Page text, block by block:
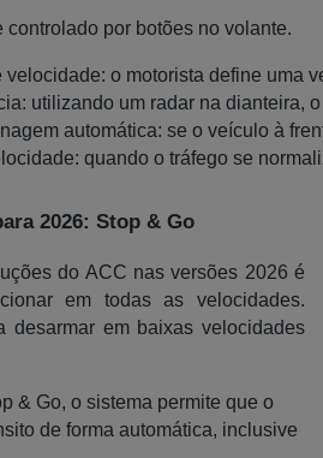
controlado por botões no volante.
velocidade: o motorista define uma
utilizando um radar na dianteira,
automática: se o veículo à
quando o tráfego se
2026: Stop & Go
do ACC nas versões 2026 é
em todas as velocidades.
desarmar em baixas velocidades
& Go, o sistema permite que o
de forma automática, inclusive